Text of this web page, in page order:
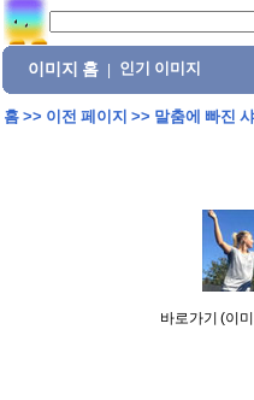
이미지 홈 인기 이미지
홈>> 이전 페이지 >> 말춤에 빠진
바로가기 (이